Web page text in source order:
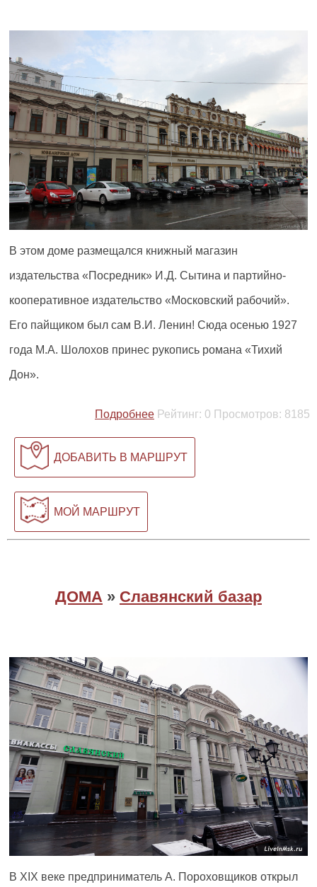
В этом доме размещался книжный магазин
издательства «Посредник» И.Д. Сытина и партийно-
кооперативное издательство «Московский рабочий».
Его пайщиком был сам В.И. Ленин! Сюда осенью 1927
года М.А. Шолохов принес рукопись романа «Тихий
Дон».
Подробнее Рейтинг: 0 Просмотров: 8185
ДОБАВИТЬ В МАРШРУТ
МОЙ МАРШРУТ
ДОМА » Славянский базар
В XIX веке предприниматель А. Пороховщиков открыл